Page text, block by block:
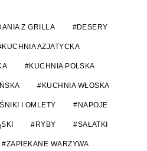
Z GRILLA DESERY
KUCHNIA AZJATYCKA
KUCHNIA POLSKA
KUCHNIA WŁOSKA
I OMLETY NAPOJE
RYBY SAŁATKI
ZAPIEKANE WARZYWA